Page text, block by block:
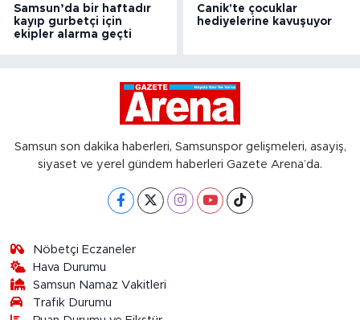
Samsun’da bir haftadır
kayıp gurbetçi için
ekipler alarma geçti
Canik'te çocuklar
hediyelerine kavuşuyor
Samsun son dakika haberleri, Samsunspor gelişmeleri, asayiş,
siyaset ve yerel gündem haberleri Gazete Arena’da.
Nöbetçi Eczaneler
Hava Durumu
Samsun Namaz Vakitleri
Trafik Durumu